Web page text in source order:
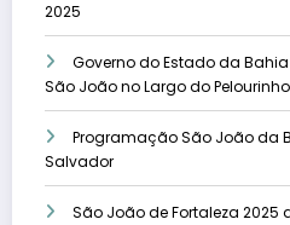
2025
Governo do Estado da
São João no Largo do Pelourinho
Programação São João da
Salvador
São João de Fortaleza 2025